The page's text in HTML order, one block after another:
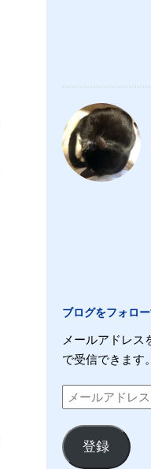
ブログをフォロ
メールアドレス
で受信できます。
メ
ー
ル
ア
登録